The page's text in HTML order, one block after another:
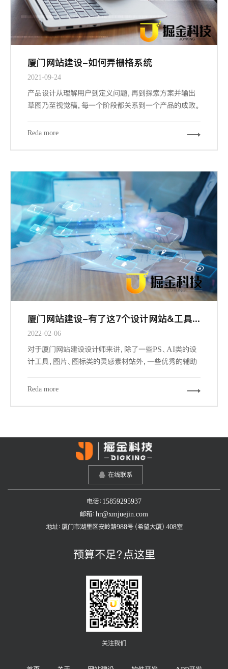
厦门网站建设-如何弄栅格系统
2021-09-24
产品设计从理解用户到定义问题，再到探索方案并输出
草图乃至视觉稿，每一个阶段都关系到一个产品的成败。
阶段，也是最大程度占据我们工作场景的内容。其中关键
Reda more
厦门网站建设-有了这7个设计网站&工具，做设计更有谱了
2022-02-06
对于厦门网站建设设计师来讲，除了一些PS、AI类的设
计工具，图片、图标类的灵感素材站外，一些优秀的辅助
我们的设计工作。下面给大家推荐7个必备的辅助工具和
Reda more
在线联系
电话：15859295937
邮箱：hr@xmjuejin.com
地址：厦门市湖里区安岭路988号（希望大厦）408室
预算不足？点这里
关注我们